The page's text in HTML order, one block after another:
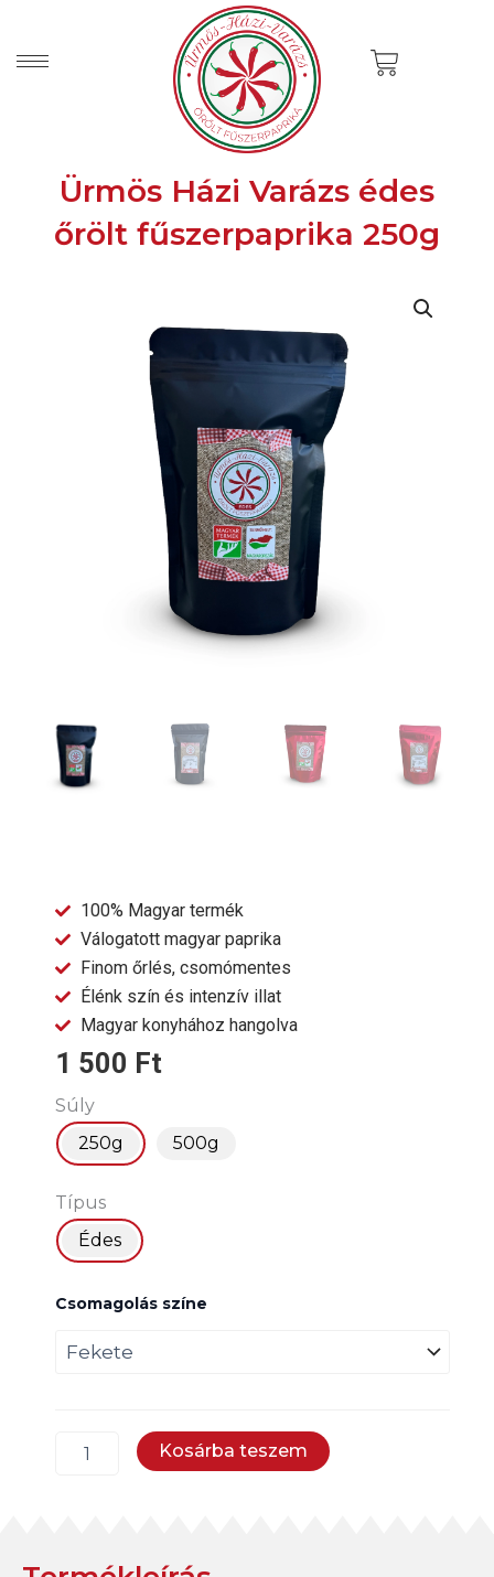
content
Cart
Ürmös Házi Varázs édes
őrölt fűszerpaprika 250g
100% Magyar termék
Válogatott magyar paprika
Finom őrlés, csomómentes
Élénk szín és intenzív illat
Magyar konyhához hangolva
1 500 Ft
Súly
250g
500g
Típus
Édes
Csomagolás színe
Ürmös
Házi
Varázs
édes
őrölt
fűszerpaprika
250g
mennyiség
Kosárba teszem